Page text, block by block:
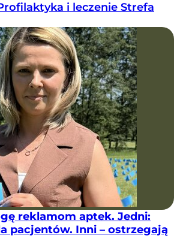
i leczenie Strefa
reklamom aptek. Jedni:
pacjentów. Inni – ostrzegają